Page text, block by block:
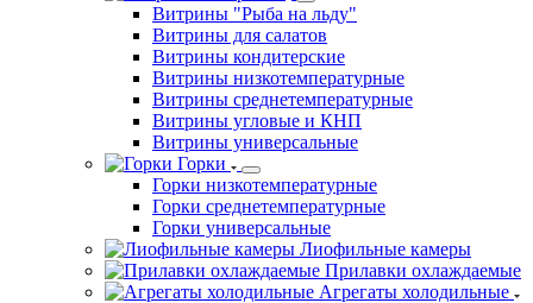
Витрины "Рыба на льду"
Витрины для салатов
Витрины кондитерские
Витрины низкотемпературные
Витрины среднетемпературные
Витрины угловые и КНП
Витрины универсальные
Горки
Горки низкотемпературные
Горки среднетемпературные
Горки универсальные
Лиофильные камеры
Прилавки охлаждаемые
Агрегаты холодильные